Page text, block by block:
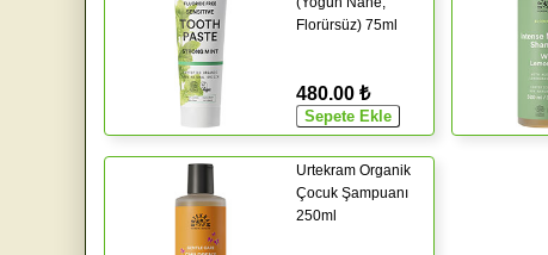
Florürsüz) 75ml
480.00 ₺
Urtekram Organik
Çocuk Şampuanı
250ml